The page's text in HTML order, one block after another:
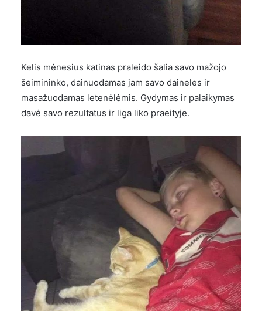
Kelis mėnesius katinas praleido šalia savo mažojo
šeimininko, dainuodamas jam savo daineles ir
masažuodamas letenėlėmis. Gydymas ir palaikymas
davė savo rezultatus ir liga liko praeityje.